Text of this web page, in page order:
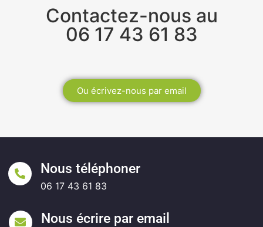
Contactez-nous au
06 17 43 61 83
Ou écrivez-nous par email
Nous téléphoner
06 17 43 61 83
Nous écrire par email